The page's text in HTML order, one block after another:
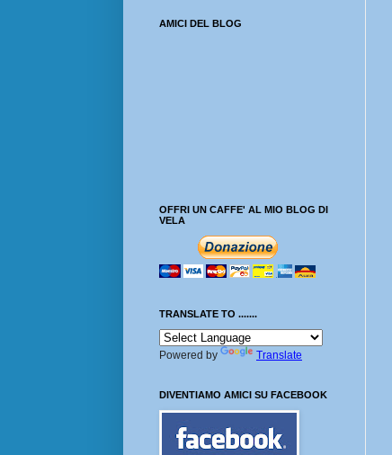
AMICI DEL BLOG
OFFRI UN CAFFE' AL MIO BLOG DI
VELA
TRANSLATE TO .......
Powered by Translate
DIVENTIAMO AMICI SU FACEBOOK